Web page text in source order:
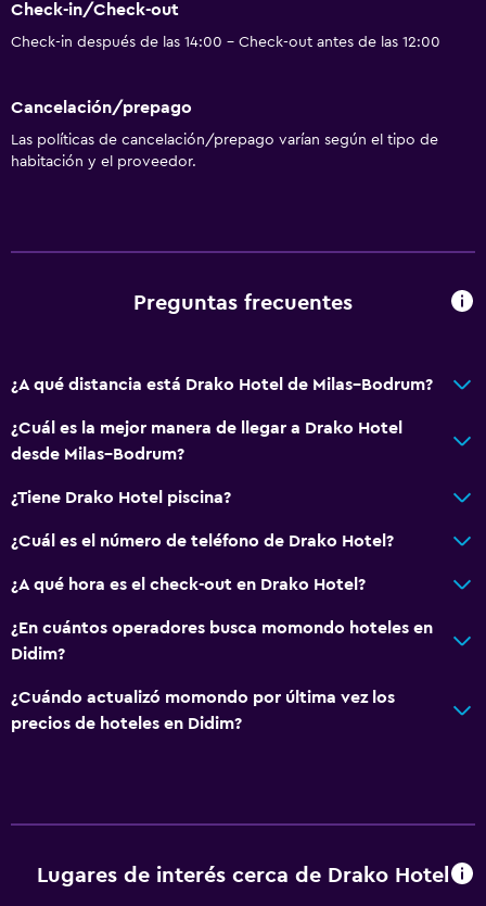
Check-in/Check-out
Check-in después de las 14:00 - Check-out antes de las 12:00
Cancelación/prepago
Las políticas de cancelación/prepago varían según el tipo de
habitación y el proveedor.
Preguntas frecuentes
¿A qué distancia está Drako Hotel de Milas–Bodrum?
¿Cuál es la mejor manera de llegar a Drako Hotel
desde Milas–Bodrum?
¿Tiene Drako Hotel piscina?
¿Cuál es el número de teléfono de Drako Hotel?
¿A qué hora es el check-out en Drako Hotel?
¿En cuántos operadores busca momondo hoteles en
Didim?
¿Cuándo actualizó momondo por última vez los
precios de hoteles en Didim?
Lugares de interés cerca de Drako Hotel